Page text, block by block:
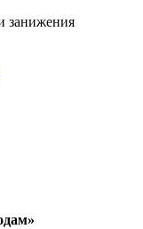
занижения